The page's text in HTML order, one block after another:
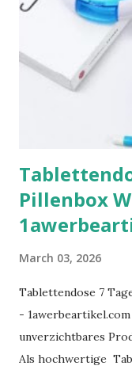
Pillenbox
March 03, 2026
Tablettendose 7
-
unverzichtbares
Als hochwertige